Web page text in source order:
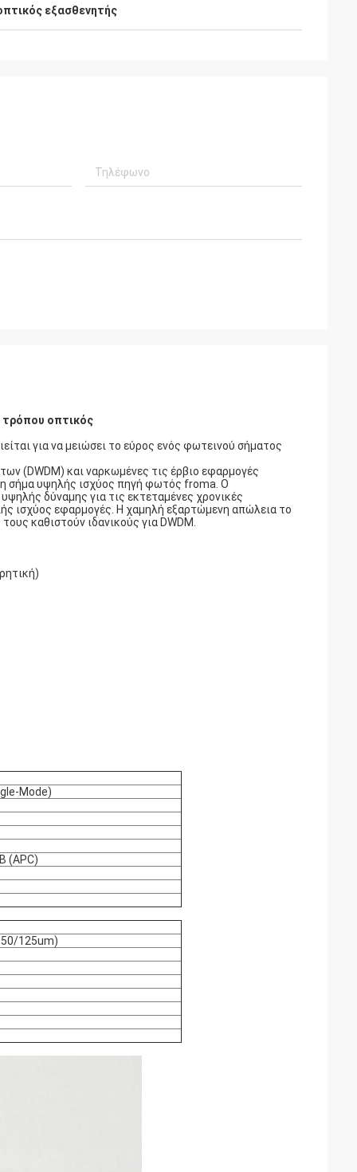
εξασθενητής
τρόπου οπτικός
για να μειώσει το εύρος ενός φωτεινού σήματος
(DWDM) και ναρκωμένες τις έρβιο εφαρμογές
σήμα υψηλής ισχύος πηγή φωτός froma. Ο
δύναμης για τις εκτεταμένες χρονικές
ισχύος εφαρμογές. Η χαμηλή εξαρτώμενη απώλεια το
καθιστούν ιδανικούς για DWDM.
Mode)
(APC)
125um)